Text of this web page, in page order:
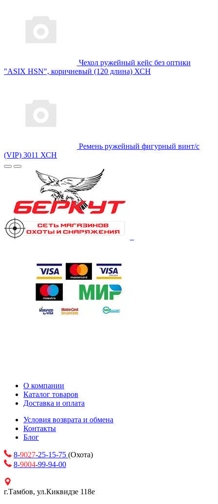
Чехол ружейный кейс без оптики
"ASIX HSN", коричневый (120 длина) ХСН
Ремень ружейный фигурный винт/с
(VIP) 3011 ХСН
О компании
Каталог товаров
Доставка и оплата
Условия возврата и обмена
Контакты
Блог
8-9027-25-15-75 (Охота)
8-9004-99-94-00
г.Тамбов, ул.Киквидзе 118е